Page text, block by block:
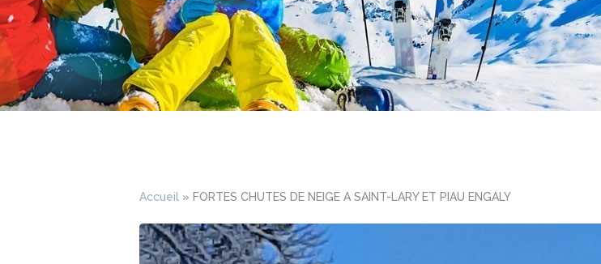
Accueil » FORTES CHUTES DE NEIGE A SAINT-LARY ET PIAU ENGALY